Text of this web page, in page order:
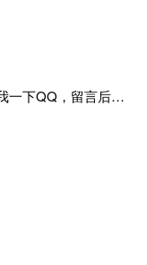
可以的，已经重置密码，可以加我一下QQ，留言后我就发密码给你。